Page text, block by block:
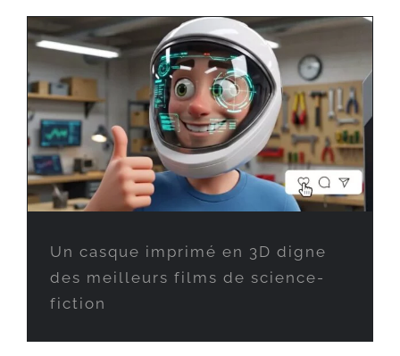
Un casque imprimé en 3D digne
des meilleurs films de science-
fiction